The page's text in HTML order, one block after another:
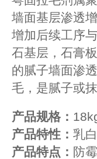
墙面基层渗透
增加后续工序
石基层，石膏
的腻子墙面渗
毛，是腻子或
产品规格：
产品特性： 乳
产品特点： 防